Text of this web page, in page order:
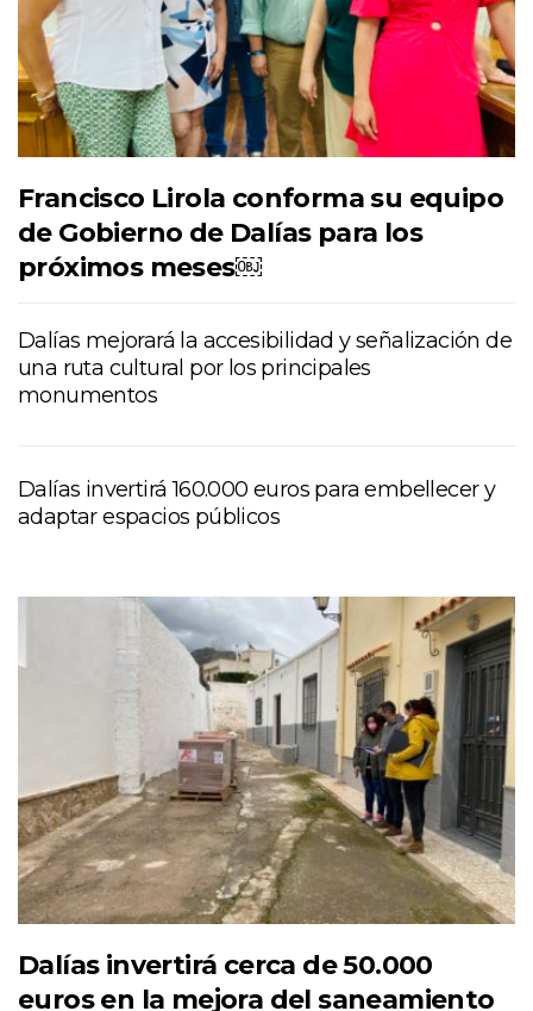
Francisco Lirola conforma su equipo
de Gobierno de Dalías para los
próximos meses￼
Dalías mejorará la accesibilidad y señalización de
una ruta cultural por los principales
monumentos
Dalías invertirá 160.000 euros para embellecer y
adaptar espacios públicos
Dalías invertirá cerca de 50.000
euros en la mejora del saneamiento